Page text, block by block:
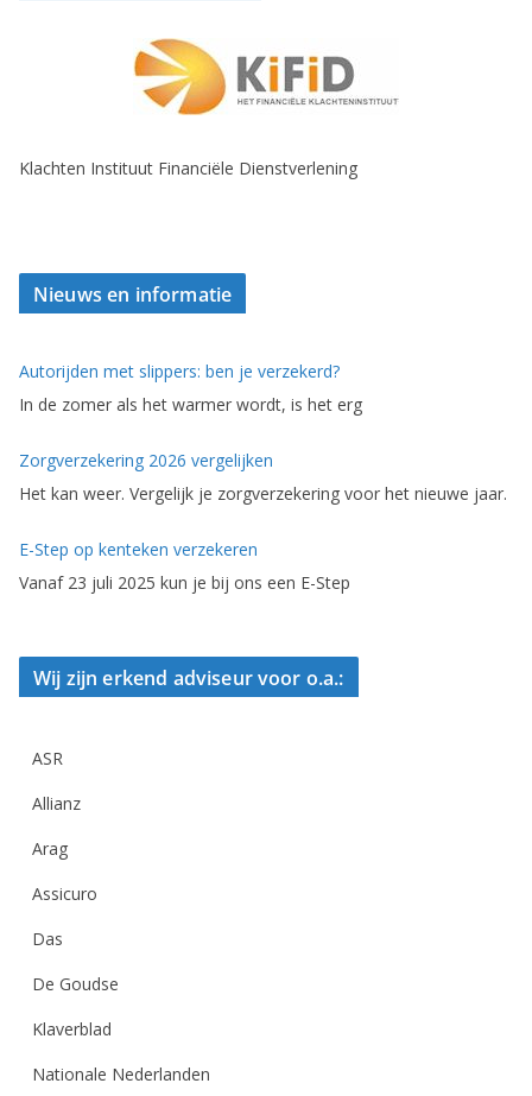
Klachten Instituut Financiële Dienstverlening
Nieuws en informatie
Autorijden met slippers: ben je verzekerd?
In de zomer als het warmer wordt, is het erg
Zorgverzekering 2026 vergelijken
Het kan weer. Vergelijk je zorgverzekering voor het nieuwe jaar.
E-Step op kenteken verzekeren
Vanaf 23 juli 2025 kun je bij ons een E-Step
Wij zijn erkend adviseur voor o.a.:
ASR
Allianz
Arag
Assicuro
Das
De Goudse
Klaverblad
Nationale Nederlanden